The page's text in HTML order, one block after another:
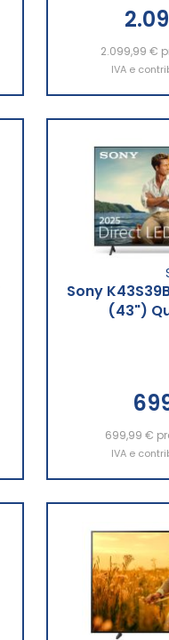
2.099,99 €
IVA e
Sony
(43")
699,99 €
IVA e